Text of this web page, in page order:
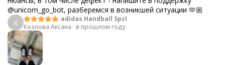
@unicorn_go_bot, разберемся в возникшей ситуации 🫶🏼
К
adidas Handball Spzl
Козлова Аксана · в прошлом году